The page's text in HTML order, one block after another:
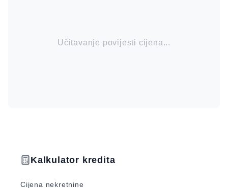
Učitavanje povijesti cijena...
Kalkulator kredita
Cijena nekretnine